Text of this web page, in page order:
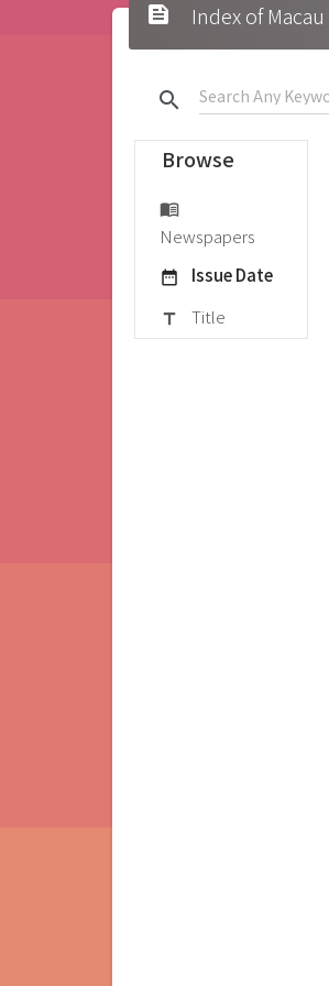
feed Index of
search
Browse
menu_book
Newspapers
date_range Issue Date
title Title